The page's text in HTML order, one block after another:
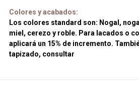
Colores y acabados:
Los colores standard son: Nogal,
miel, cerezo y roble. Para lacados o
aplicará un 15% de incremento.
tapizado, consultar